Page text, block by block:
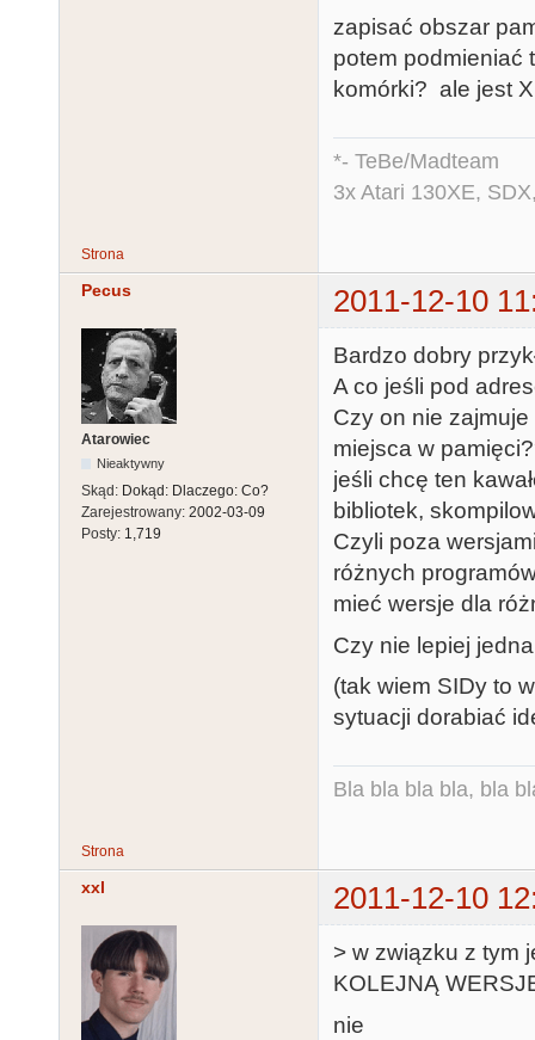
zapisać obszar
potem podmieniać
komórki? ale jest
*- TeBe/Madteam
3x Atari 130XE,
Strona
Pecus 2011-12-10
Atarowiec
Nieaktywny
Skąd: Dokąd: Dlaczego: Co?
Zarejestrowany: 2002-03-09
Posty: 1,719
Bardzo dobry
A co jeśli pod
Czy on nie
miejsca w
jeśli chcę ten
bibliotek,
Czyli poza
różnych
mieć wersje dla
Czy nie lepiej
(tak wiem SIDy to
sytuacji dorabiać
Bla bla bla bla, bla
Strona
xxl 2011-12-10
> w związku z tym
KOLEJNĄ
nie